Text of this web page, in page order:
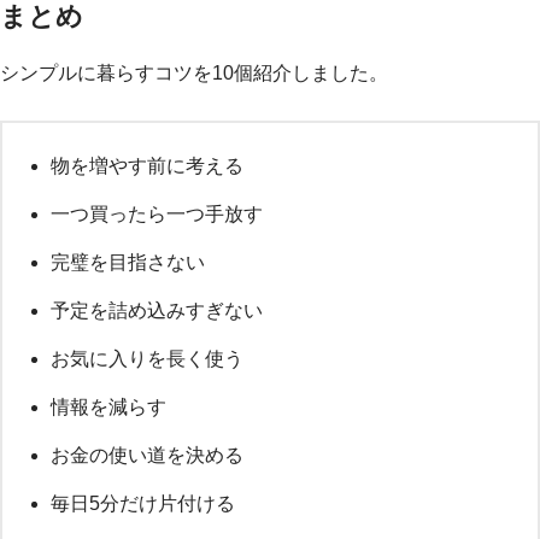
まとめ
シンプルに暮らすコツを10個紹介しました。
物を増やす前に考える
一つ買ったら一つ手放す
完璧を目指さない
予定を詰め込みすぎない
お気に入りを長く使う
情報を減らす
お金の使い道を決める
毎日5分だけ片付ける